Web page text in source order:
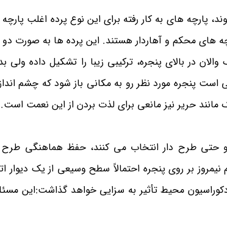
پارچه های به کار رفته برای این نوع پرده اغلب
های محکم و آهاردار هستند. این پرده ها به صورت دو
در بالای پنجره، ترکیبی زیبا را تشکیل داده ولی
است پنجره مورد نظر رو به مکانی باز شود که چشم
حریر نیز مانعی برای لذت بردن از این نعمت است.
و حتی طرح دار انتخاب می کنند، حفظ هماهنگی
بر روی پنجره احتمالاً سطح وسیعی از یک دیوار
محیط تأثیر به سزایی خواهد گذاشت:این